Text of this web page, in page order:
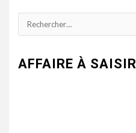
Rechercher :
AFFAIRE À SAISIR